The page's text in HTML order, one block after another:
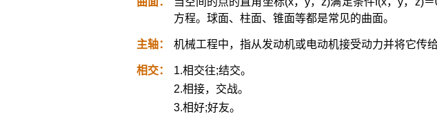
方程。球面、柱面、锥面等都是常见的曲面。
主轴： 机械工程中，指从发动机或电动机接受动力并将它传
相交：
1.相交往;结交。
2.相接，交战。
3.相好;好友。